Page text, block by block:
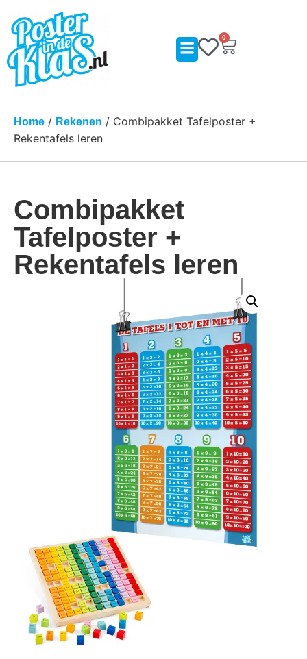
0
Home / Rekenen / Combipakket Tafelposter +
Rekentafels leren
Combipakket
Tafelposter +
Rekentafels leren